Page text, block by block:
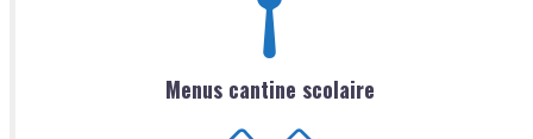
Menus cantine scolaire